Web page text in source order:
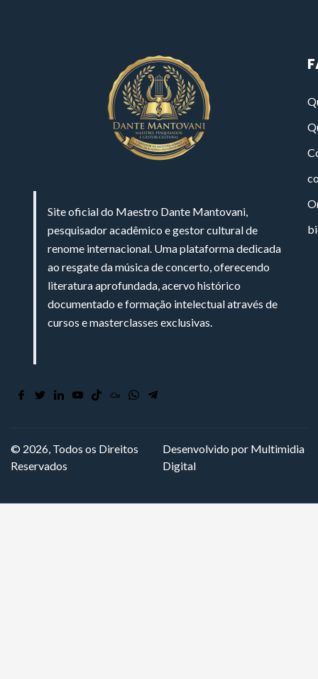
Site oficial do Maestro Dante Mantovani,
pesquisador acadêmico e gestor cultural de
renome internacional. Uma plataforma dedicada
ao resgate da música de concerto, oferecendo
literatura aprofundada, acervo histórico
documentado e formação intelectual através de
cursos e masterclasses exclusivas.
© 2026, Todos os Direitos
Reservados
Desenvolvido por Multimidia
Digital